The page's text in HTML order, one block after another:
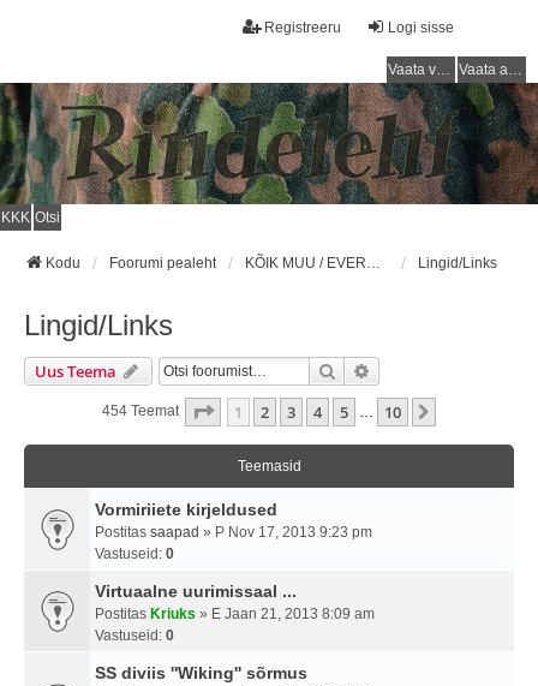
Logi sisse
Registreeru
Vaata vastamata teemasi Vaata aktiivseid teemasid
KKK Otsi
Kodu Foorumi pealeht KÕIK MUU / EVERYTHING ELSE Lingid/Links
Lingid/Links
Uus Teema Otsi
454 Teemat . Leht10 -st
1 2 3 4 5 … 10
Teemasid
Vormiriiete kirjeldused
Postitas saapad » P Nov 17, 2013 9:23 pm
Vastuseid: 0
Virtuaalne uurimissaal ...
Postitas Kriuks » E Jaan 21, 2013 8:09 am
Vastuseid: 0
SS diviis ''Wiking'' sõrmus